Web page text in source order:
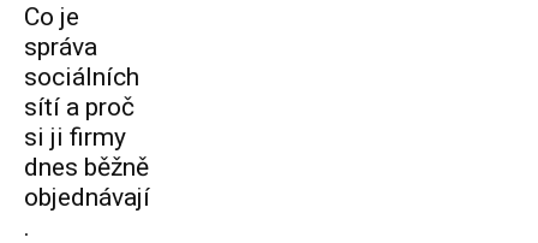
Co je
správa
sociálních
sítí a proč
si ji firmy
dnes běžně
objednávají
.